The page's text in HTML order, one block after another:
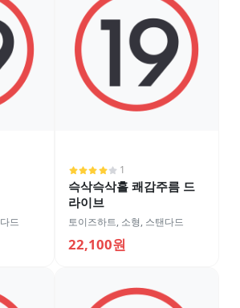
드
1
슥삭슥삭홀 쾌감주름 드
라이브
토이즈하트, 소형, 스탠다드
22,100원